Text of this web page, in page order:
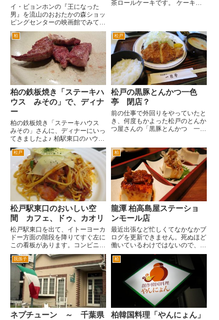
イ・ビョンホンの『王になった
男』を流山のおおたかの森ショッ
ピングセンターの映画館でみてき
た。 日曜日にいったのだが、強
風。豊四季辺りは、砂嵐だった。
南柏から旧日光街道を通ってきた
のら、おおたかの森駅そばにマク
ドナルドができていた。 映画
の...
茶ロールケーキです。 ケーキが
ーカーやるるぶなどの雑誌にオペ
ラ座さんが紹介されたときに
は、...
柏
柏の鉄板焼き「ステーキハ
ウス みその」で、ディナ
ー
柏の鉄板焼き「ステーキハウス
みその」さんに、ディナーにいっ
てきましたよ♪ 柏駅東口のハウデ
ィーモール（イトーヨーカドーの
前の道）をまっすぐ進み、旧水戸
街道を渡ったら、左手にありま
す。 オープンは、1977年。永き
に渡り、柏で鉄板焼きといえ...
松戸
松戸の黒豚とんかつ一色
亭 閉店？
前の仕事で外回りをやっていたと
き、何度もかよった松戸のとんか
つ屋さんの「黒豚とんかつ 一色
すね。と2014年8/31で閉店と
も。先日いったばかりなんです
が。 場所は、松戸の二十世...
松戸
松戸駅東口のおいしい空
間 カフェ、ドゥ、カオリ
松戸駅東口を出て、イトーヨーカ
ドー方面の階段を降りてすぐ左に
この看板があります。コンビニの
脇にカフェ、ドゥ、カオリとあり
ます。たぶん裕福な地元の方がや
っていると思われる少しぜいたく
な雰囲気の喫茶店です。 チェ
ーン店だと利益を出すために少
し...
柏
龍潭 柏高島屋ステーショ
ンモール店
最近出張など忙しくてなかなかブ
ログを更新できません。死ぬほど
働いているわけではないので、ま
あちゃんとやる気になれば出来る
のでしょうが、怠慢といえば怠慢
ですね(^_^;) というわけで今回
は、柏駅西口の柏高島屋ステーシ
ョンモール新館の沖縄料...
我孫子
ネプチューン ～ 千葉県
柏
柏韓国料理「やんにょん」